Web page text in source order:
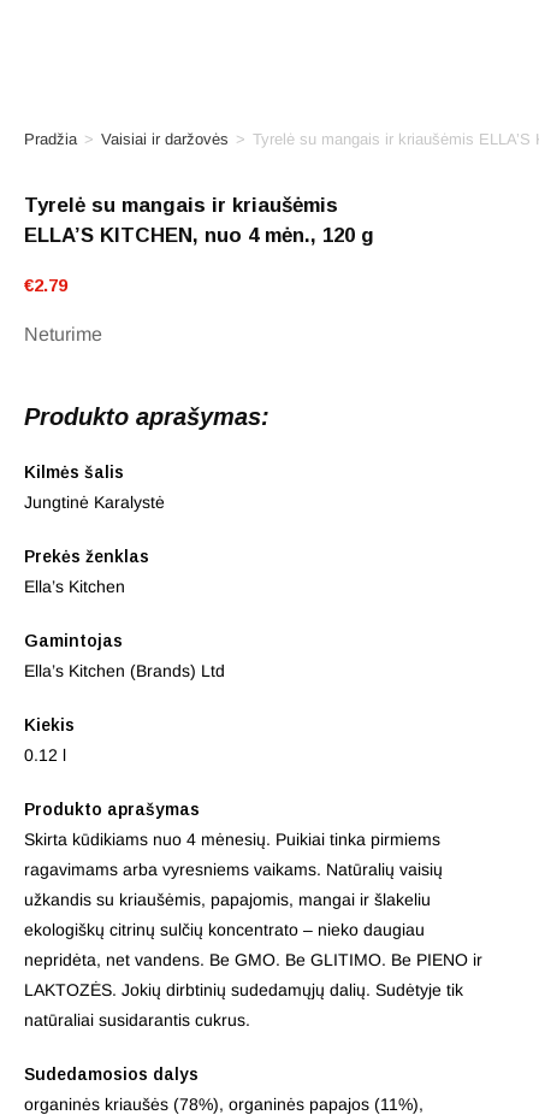
Pradžia > Vaisiai ir daržovės > Tyrelė su mangais ir kriaušėmis
Tyrelė su mangais ir kriaušėmis
ELLA’S KITCHEN, nuo 4 mėn., 120 g
€2.79
Neturime
Produkto aprašymas:
Kilmės šalis
Jungtinė Karalystė
Prekės ženklas
Ella’s Kitchen
Gamintojas
Ella’s Kitchen (Brands) Ltd
Kiekis
0.12 l
Produkto aprašymas
Skirta kūdikiams nuo 4 mėnesių. Puikiai tinka pirmiems
ragavimams arba vyresniems vaikams. Natūralių vaisių
užkandis su kriaušėmis, papajomis, mangai ir šlakeliu
ekologiškų citrinų sulčių koncentrato – nieko daugiau
nepridėta, net vandens. Be GMO. Be GLITIMO. Be PIENO ir
LAKTOZĖS. Jokių dirbtinių sudedamųjų dalių. Sudėtyje tik
natūraliai susidarantis cukrus.
Sudedamosios dalys
organinės kriaušės (78%), organinės papajos (11%),